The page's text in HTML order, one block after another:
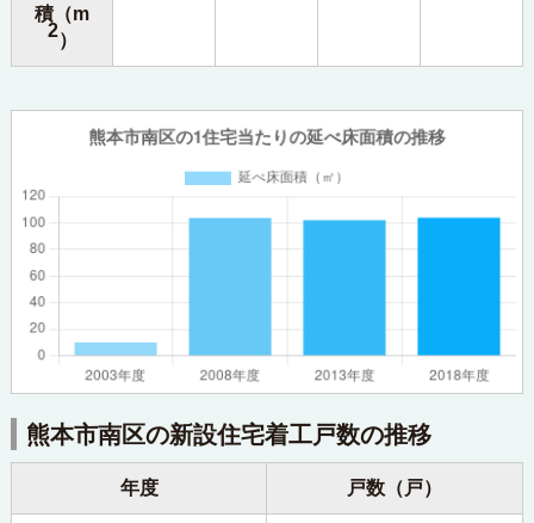
積（m
2）
熊本市南区の新設住宅着工戸数の推移
年度 戸数（戸）